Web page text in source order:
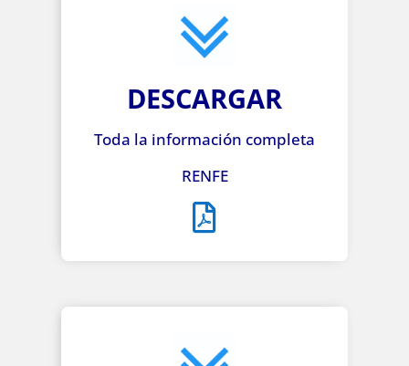
DESCARGAR
Toda la información completa
RENFE